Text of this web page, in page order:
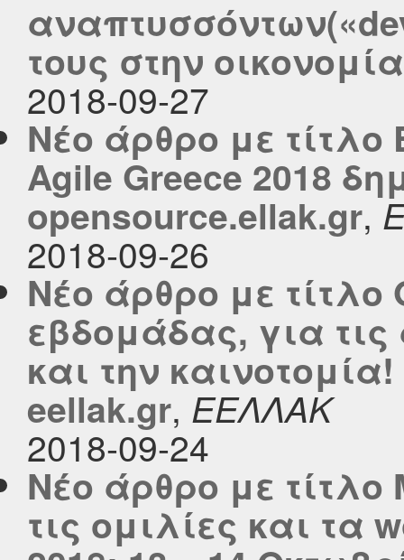
τους στην
2018-09-27
Νέο άρθρο με
Agile Greece 2018
opensource.ellak.gr,
2018-09-26
Νέο άρθρο με τίτλο
εβδομάδας, για τις
και την
eellak.gr, ΕΕΛΛΑΚ
2018-09-24
Νέο άρθρο με
τις ομιλίες και τα